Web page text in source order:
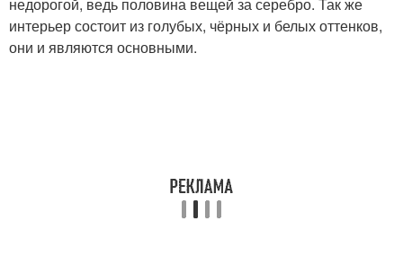
интерьер состоит из голубых, чёрных и белых оттенков,
они и являются основными.